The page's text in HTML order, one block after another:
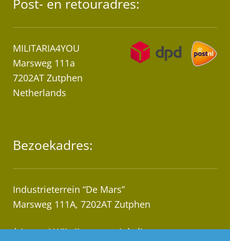
Post- en retouradres:
MILITARIA4YOU
Marsweg 111a
7202AT Zutphen
Netherlands
Bezoekadres:
Industrieterrein “De Mars”
Marsweg 111A, 7202AT Zutphen
* Let op! Wij zijn geen winkel!